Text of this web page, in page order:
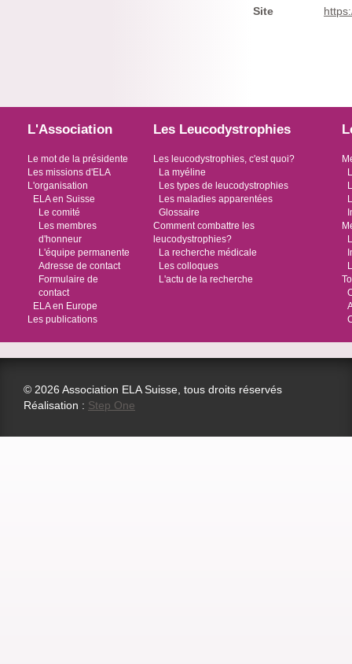
Site
L'Association
Le mot de la présidente
Les missions d'ELA
L'organisation
ELA en Suisse
Le comité
Les membres
d'honneur
L'équipe permanente
Adresse de contact
Formulaire de
contact
ELA en Europe
Les publications
Les Leucodystrophies
Les leucodystrophies, c'est quoi?
La myéline
Les types de leucodystrophies
Les maladies apparentées
Glossaire
Comment combattre les
leucodystrophies?
La recherche médicale
Les colloques
L'actu de la recherche
© 2026 Association ELA Suisse, tous droits réservés
Réalisation : Step One